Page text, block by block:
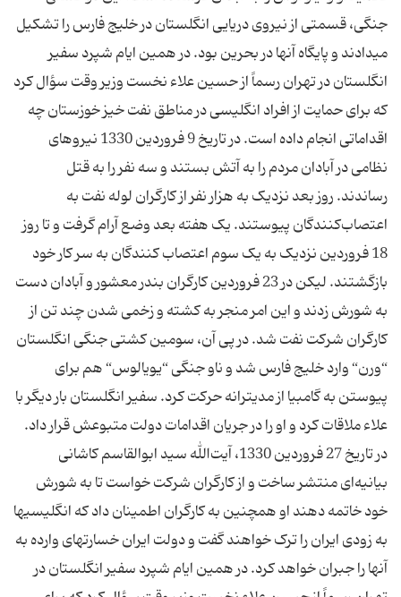
جنگی، قسمتی از نیروی دریایی انگلستان در خلیج فارس را تشکیل
می‏دادند و پایگاه آنها در بحرین بود. در همین ایام شپرد سفیر
انگلستان در تهران رسماً از حسین علاء نخست ‏وزیر وقت سؤال کرد
که برای حمایت از افراد انگلیسی در مناطق نفت‏ خیز خوزستان چه
اقداماتی انجام داده است. در تاریخ 9 فروردین 1330 نیروهای
نظامی در آبادان مردم را به آتش بستند و سه نفر را به قتل
رساندند. روز بعد نزدیک به هزار نفر از کارگران لوله نفت به
اعتصاب‌کنندگان پیوستند. یک هفته بعد وضع آرام گرفت و تا روز
18 فروردین نزدیک به یک سوم اعتصاب ‏کنندگان به سر کار خود
بازگشتند. لیکن در 23 فروردین کارگران بندر معشور و آبادان دست
به شورش زدند و این امر منجر به کشته و زخمی شدن چند تن از
کارگران شرکت نفت شد. در پی آن، سومین کشتی جنگی انگلستان
“ورن“ وارد خلیج فارس شد و ناو جنگی “یویالوس“ هم برای
پیوستن به گامبیا از مدیترانه حرکت کرد. سفیر انگلستان بار دیگر با
علاء ملاقات کرد و او را در جریان اقدامات دولت متبوعش قرار داد.
در تاریخ 27 فروردین 1330، آیت‌الله سید ابوالقاسم کاشانی
بیانیه‌‏ای منتشر ساخت و از کارگران شرکت خواست تا به شورش
خود خاتمه دهند او همچنین به کارگران اطمینان داد که انگلیسی‏ها
به زودی ایران را ترک خواهند گفت و دولت ایران خسارتهای وارده به
آنها را جبران خواهد کرد. در همین ایام شپرد سفیر انگلستان در